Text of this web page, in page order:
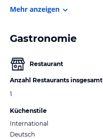
Mehr anzeigen
Gastronomie
Restaurant
Anzahl Restaurants insgesamt
1
Küchenstile
International
Deutsch